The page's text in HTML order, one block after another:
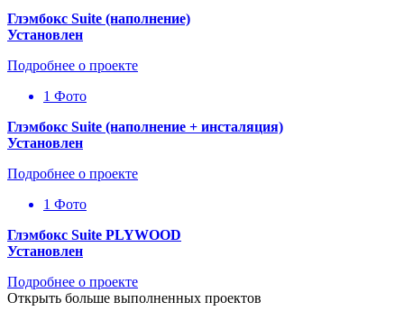
Глэмбокс Suite (наполнение)
Установлен
Подробнее о проекте
1 Фото
Глэмбокс Suite (наполнение + инсталяция)
Установлен
Подробнее о проекте
1 Фото
Глэмбокс Suite PLYWOOD
Установлен
Подробнее о проекте
Открыть больше выполненных проектов